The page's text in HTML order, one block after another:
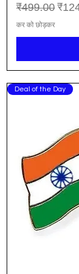
नियमित मूल्य
₹499.00
कर को छोड़कर
Deal of the Day